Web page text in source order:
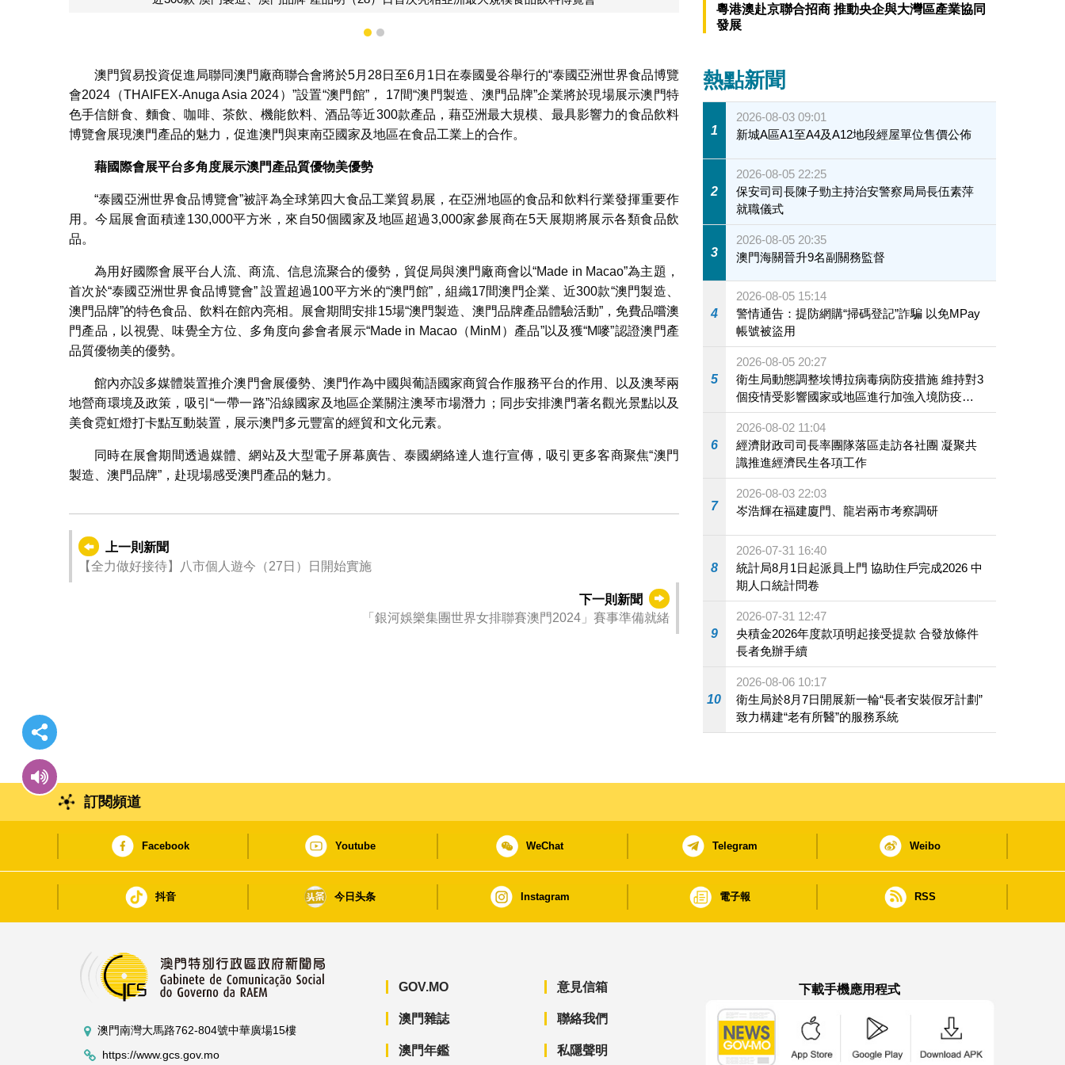
近300款“澳門製造、澳門品牌”產品明（28）日首次亮相亞洲最大規模食品飲料博覽會
1
2
澳門貿易投資促進局聯同澳門廠商聯合會將於5月28日至6月1日在泰國曼谷舉行的“泰國亞洲世界食品博覽
會2024（THAIFEX-Anuga Asia 2024）”設置“澳門館”， 17間“澳門製造、澳門品牌”企業將於現場展示澳門特
色手信餅食、麵食、咖啡、茶飲、機能飲料、酒品等近300款產品，藉亞洲最大規模、最具影響力的食品飲料
博覽會展現澳門產品的魅力，促進澳門與東南亞國家及地區在食品工業上的合作。
藉國際會展平台多角度展示澳門產品質優物美優勢
“泰國亞洲世界食品博覽會”被評為全球第四大食品工業貿易展，在亞洲地區的食品和飲料行業發揮重要作
用。今屆展會面積達130,000平方米，來自50個國家及地區超過3,000家參展商在5天展期將展示各類食品飲
品。
為用好國際會展平台人流、商流、信息流聚合的優勢，貿促局與澳門廠商會以“Made in Macao”為主題，
首次於“泰國亞洲世界食品博覽會” 設置超過100平方米的“澳門館”，組織17間澳門企業、近300款“澳門製造、
澳門品牌”的特色食品、飲料在館內亮相。展會期間安排15場“澳門製造、澳門品牌產品體驗活動”，免費品嚐澳
門產品，以視覺、味覺全方位、多角度向參會者展示“Made in Macao（MinM）產品”以及獲“M嘜”認證澳門產
品質優物美的優勢。
館內亦設多媒體裝置推介澳門會展優勢、澳門作為中國與葡語國家商貿合作服務平台的作用、以及澳琴兩
地營商環境及政策，吸引“一帶一路”沿線國家及地區企業關注澳琴市場潛力；同步安排澳門著名觀光景點以及
美食霓虹燈打卡點互動裝置，展示澳門多元豐富的經貿和文化元素。
同時在展會期間透過媒體、網站及大型電子屏幕廣告、泰國網絡達人進行宣傳，吸引更多客商聚焦“澳門
製造、澳門品牌”，赴現場感受澳門產品的魅力。
上一則新聞
【全力做好接待】八市個人遊今（27日）日開始實施
下一則新聞
「銀河娛樂集團世界女排聯賽澳門2024」賽事準備就緒
粵港澳赴京聯合招商 推動央企與大灣區產業協同
發展
熱點新聞
1
2026-08-03 09:01
新城A區A1至A4及A12地段經屋單位售價公佈
2
2026-08-05 22:25
保安司司長陳子勁主持治安警察局局長伍素萍
就職儀式
3
2026-08-05 20:35
澳門海關晉升9名副關務監督
4
2026-08-05 15:14
警情通告：提防網購“掃碼登記”詐騙 以免MPay
帳號被盜用
5
2026-08-05 20:27
衛生局動態調整埃博拉病毒病防疫措施 維持對3
個疫情受影響國家或地區進行加強入境防疫措
施
6
2026-08-02 11:04
經濟財政司司長率團隊落區走訪各社團 凝聚共
識推進經濟民生各項工作
7
2026-08-03 22:03
岑浩輝在福建廈門、龍岩兩市考察調研
8
2026-07-31 16:40
統計局8月1日起派員上門 協助住戶完成2026 中
期人口統計問卷
9
2026-07-31 12:47
央積金2026年度款項明起接受提款 合發放條件
長者免辦手續
10
2026-08-06 10:17
衛生局於8月7日開展新一輪“長者安裝假牙計劃”
致力構建“老有所醫”的服務系統
訂閱頻道
Facebook Youtube WeChat Telegram Weibo
抖音 今日头条 Instagram 電子報 RSS
澳門南灣大馬路762-804號中華廣場15樓
https://www.gcs.gov.mo
GOV.MO
澳門雜誌
澳門年鑑
意見信箱
聯絡我們
私隱聲明
下載手機應用程式